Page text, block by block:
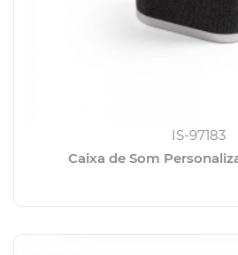
IS-97183
Caixa de Som